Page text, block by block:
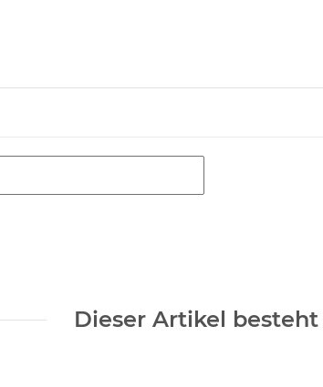
Dieser Artikel besteht